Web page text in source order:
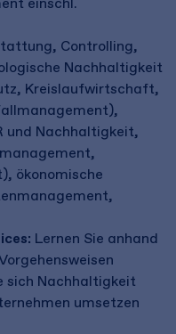
Controlling,
Nachhaltigkeit
Kreislaufwirtschaft,
und Nachhaltigkeit,
ökonomische
Lernen Sie anhand
sich Nachhaltigkeit
umsetzen